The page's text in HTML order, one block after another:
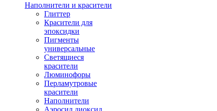
Наполнители и красители
Глиттер
Красители для
эпоксидки
Пигменты
универсальные
Светящиеся
красители
Люминофоры
Перламутровые
красители
Наполнители
Аэросил диоксид